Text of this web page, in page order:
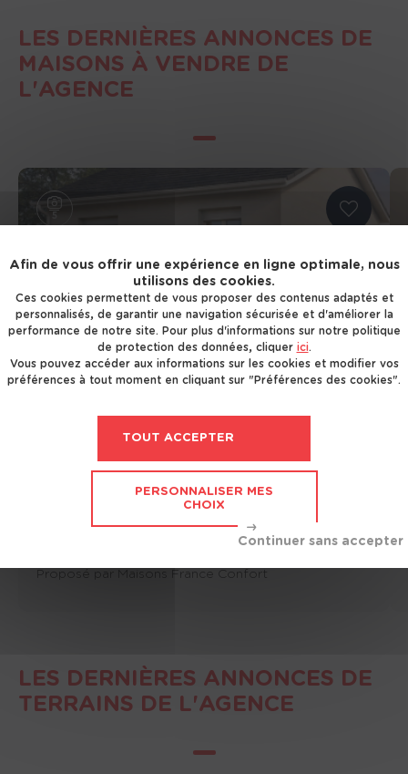
LES DERNIÈRES ANNONCES DE
MAISONS À VENDRE DE
L'AGENCE
(01630)
Maisons France Confort
LES DERNIÈRES ANNONCES DE
TERRAINS DE L'AGENCE
Afin de vous offrir une expérience en ligne optimale, nous
utilisons des cookies.
Ces cookies permettent de vous proposer des contenus adaptés et
personnalisés, de garantir une navigation sécurisée et d'améliorer la
performance de notre site. Pour plus d'informations sur notre politique
de protection des données, cliquer ici.
Vous pouvez accéder aux informations sur les cookies et modifier vos
préférences à tout moment en cliquant sur "Préférences des cookies".
TOUT ACCEPTER
PERSONNALISER MES
CHOIX